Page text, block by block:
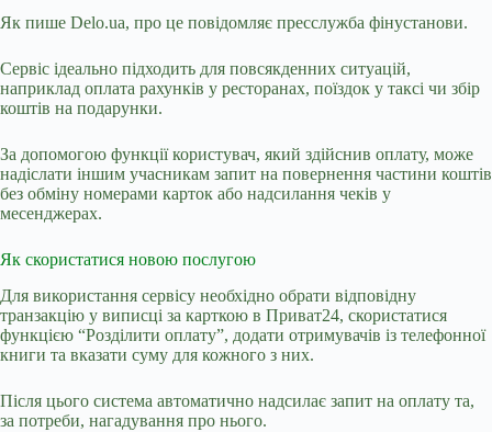
Як пише Delo.ua, про це повідомляє пресслужба фінустанови.
Сервіс ідеально підходить для повсякденних ситуацій,
наприклад оплата рахунків у ресторанах, поїздок у таксі чи збір
коштів на подарунки.
За допомогою функції користувач, який здійснив оплату, може
надіслати іншим учасникам запит на повернення частини коштів
без обміну номерами карток або надсилання чеків у
месенджерах.
Як скористатися новою послугою
Для використання сервісу необхідно обрати відповідну
транзакцію у виписці за карткою в Приват24, скористатися
функцією “Розділити оплату”, додати отримувачів із телефонної
книги та вказати суму для кожного з них.
Після цього система автоматично надсилає запит на оплату та,
за потреби, нагадування про нього.